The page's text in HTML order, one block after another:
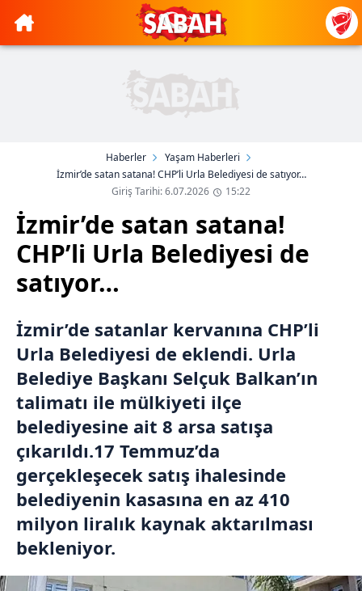
Haberler
Yaşam Haberleri
İzmir’de satan satana! CHP’li Urla Belediyesi de satıyor…
Giriş Tarihi: 6.07.2026
15:22
İzmir’de satan satana!
CHP’li Urla Belediyesi de
satıyor…
İzmir’de satanlar kervanına CHP’li
Urla Belediyesi de eklendi. Urla
Belediye Başkanı Selçuk Balkan’ın
talimatı ile mülkiyeti ilçe
belediyesine ait 8 arsa satışa
çıkarıldı.17 Temmuz’da
gerçekleşecek satış ihalesinde
belediyenin kasasına en az 410
milyon liralık kaynak aktarılması
bekleniyor.